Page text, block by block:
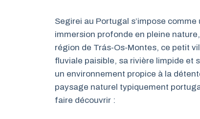
Segirei au Portugal s’impose
immersion profonde en pleine
région de Trás-Os-Montes, ce petit
fluviale paisible, sa rivière limpide et
un environnement propice à la
paysage naturel typiquement
faire découvrir :